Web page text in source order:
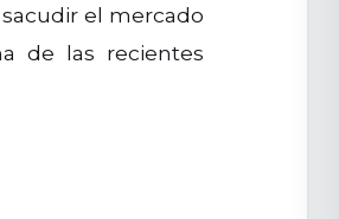
el mercado
de las recientes